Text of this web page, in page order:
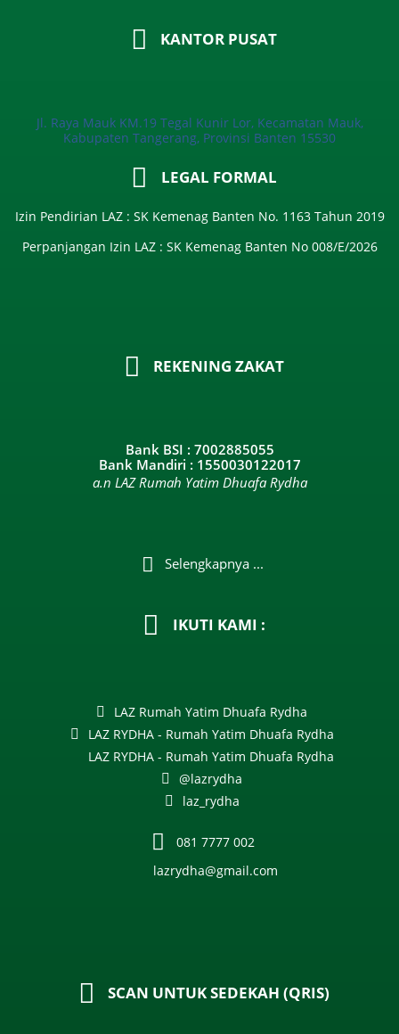
KANTOR PUSAT
Jl. Raya Mauk KM.19 Tegal Kunir Lor, Kecamatan Mauk,
Kabupaten Tangerang, Provinsi Banten 15530
LEGAL FORMAL
Izin Pendirian LAZ : SK Kemenag Banten No. 1163 Tahun 2019
Perpanjangan Izin LAZ : SK Kemenag Banten No 008/E/2026​
REKENING ZAKAT
Bank BSI : 7002885055
Bank Mandiri : 1550030122017
a.n LAZ Rumah Yatim Dhuafa Rydha
Selengkapnya ...
IKUTI KAMI :
LAZ Rumah Yatim Dhuafa Rydha
LAZ RYDHA - Rumah Yatim Dhuafa Rydha
LAZ RYDHA - Rumah Yatim Dhuafa Rydha
@lazrydha
laz_rydha
081 7777 002
lazrydha@gmail.com
SCAN UNTUK SEDEKAH (QRIS)